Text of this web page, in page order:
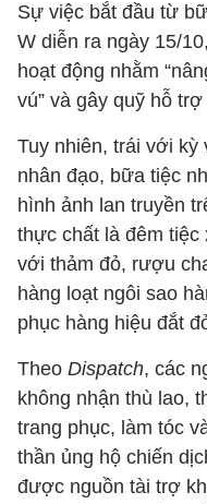
Sự việc bắt đầu từ
W diễn ra ngày 15/
hoạt động nhằm
vú” và gây quỹ hỗ
Tuy nhiên, trái với kỳ
nhân đạo, bữa tiệc
hình ảnh lan truyền
thực chất là đêm tiệc
với thảm đỏ, rượu
hàng loạt ngôi sao
phục hàng hiệu đắt
Theo Dispatch, các
không nhận thù lao,
trang phục, làm tóc
thần ủng hộ chiến
được nguồn tài trợ